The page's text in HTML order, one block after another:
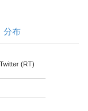
分布
Twitter (RT)